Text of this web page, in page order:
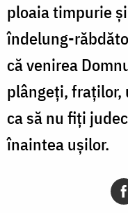
ploaia timpurie
îndelung-
că venirea
plângeți,
ca să nu fiți
înaintea ușilor.